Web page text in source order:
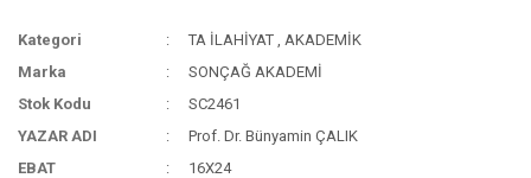
Kategori TA İLAHİYAT ,AKADEMİK
Marka
SONÇAĞ AKADEMİ
Stok Kodu
SC2461
YAZAR ADI
Prof. Dr. Bünyamin ÇALIK
EBAT
16X24